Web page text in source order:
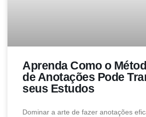
Aprenda Como o
de Anotações Pode
seus Estudos
Dominar a arte de fazer anotações